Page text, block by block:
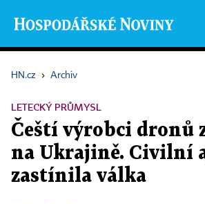
HN.cz › Archiv
LETECKÝ PRŮMYSL
Čeští výrobci dronů
na Ukrajině. Civilní
zastínila válka